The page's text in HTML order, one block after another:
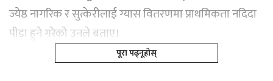
ज्येष्ठ नागरिक र सुत्केरीलाई ग्यास वितरणमा प्राथमिकता नदिदा
पीडा हुने गरेको उनले बताए।
पूरा पढ्नूहोस्